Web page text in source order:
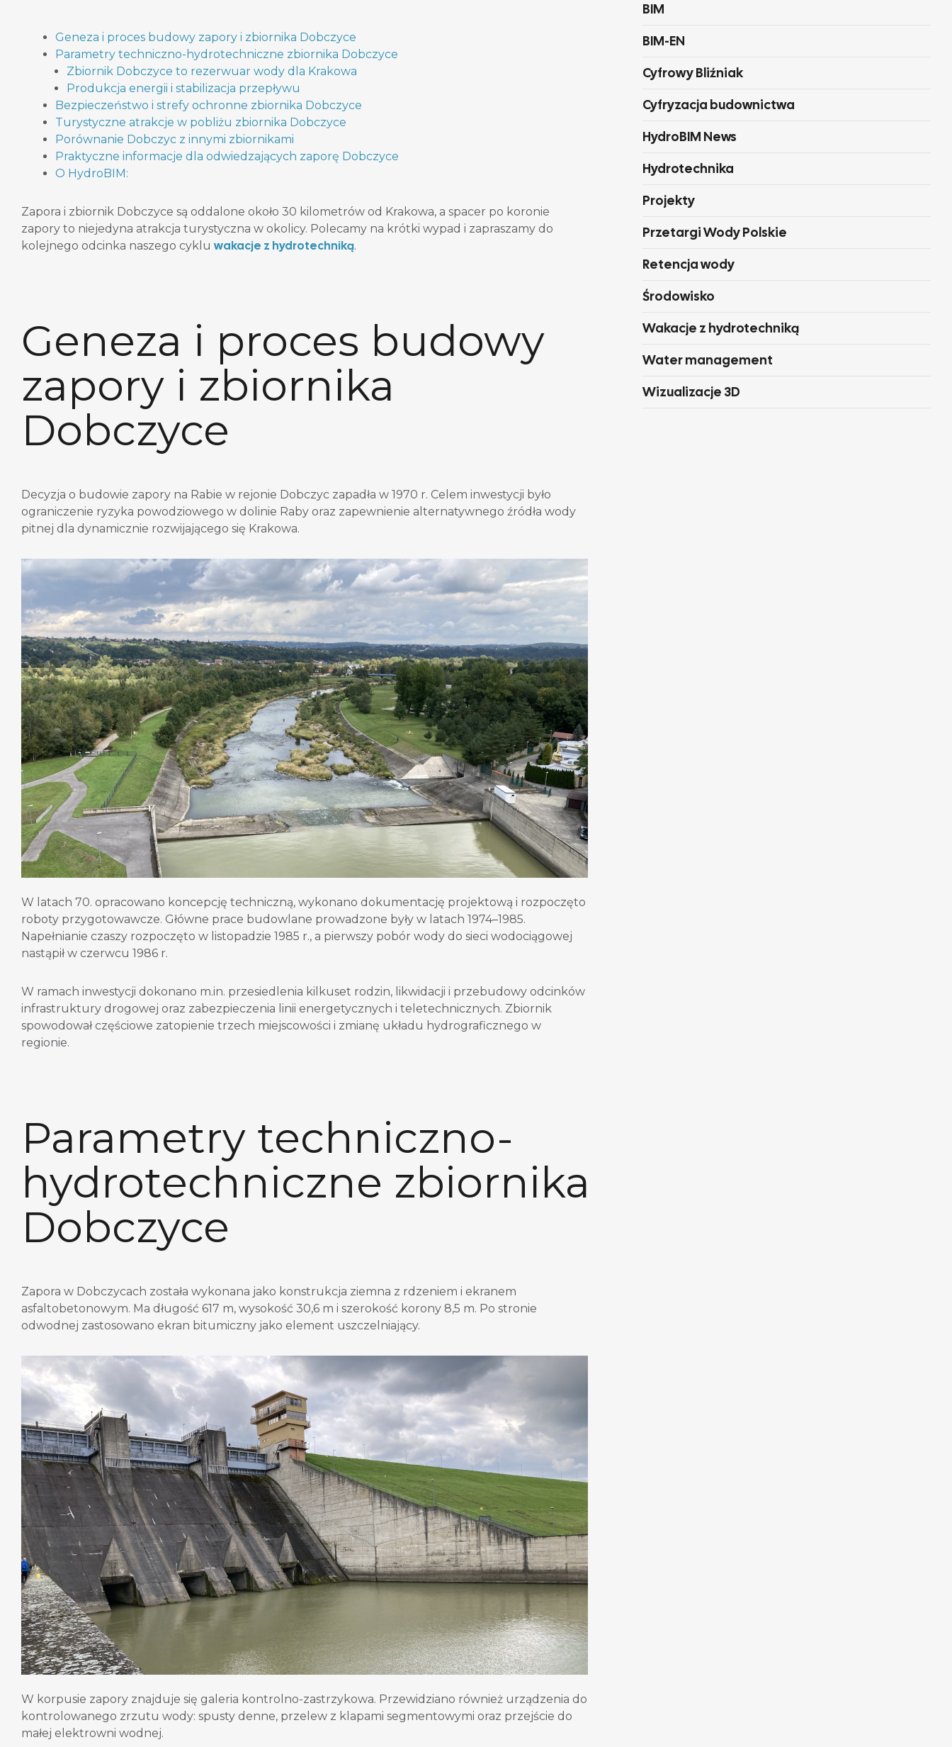
Geneza i proces budowy zapory i zbiornika Dobczyce
Parametry techniczno-hydrotechniczne zbiornika Dobczyce
Zbiornik Dobczyce to rezerwuar wody dla Krakowa
Produkcja energii i stabilizacja przepływu
Bezpieczeństwo i strefy ochronne zbiornika Dobczyce
Turystyczne atrakcje w pobliżu zbiornika Dobczyce
Porównanie Dobczyc z innymi zbiornikami
Praktyczne informacje dla odwiedzających zaporę Dobczyce
O HydroBIM:
Zapora i zbiornik Dobczyce są oddalone około 30 kilometrów od Krakowa, a spacer po koronie
zapory to niejedyna atrakcja turystyczna w okolicy. Polecamy na krótki wypad i zapraszamy do
kolejnego odcinka naszego cyklu wakacje z hydrotechniką.
Geneza i proces budowy
zapory i zbiornika
Dobczyce
Decyzja o budowie zapory na Rabie w rejonie Dobczyc zapadła w 1970 r. Celem inwestycji było
ograniczenie ryzyka powodziowego w dolinie Raby oraz zapewnienie alternatywnego źródła wody
pitnej dla dynamicznie rozwijającego się Krakowa.
W latach 70. opracowano koncepcję techniczną, wykonano dokumentację projektową i rozpoczęto
roboty przygotowawcze. Główne prace budowlane prowadzone były w latach 1974–1985.
Napełnianie czaszy rozpoczęto w listopadzie 1985 r., a pierwszy pobór wody do sieci wodociągowej
nastąpił w czerwcu 1986 r.
W ramach inwestycji dokonano m.in. przesiedlenia kilkuset rodzin, likwidacji i przebudowy odcinków
infrastruktury drogowej oraz zabezpieczenia linii energetycznych i teletechnicznych. Zbiornik
spowodował częściowe zatopienie trzech miejscowości i zmianę układu hydrograficznego w
regionie.
Parametry techniczno-
hydrotechniczne zbiornika
Dobczyce
Zapora w Dobczycach została wykonana jako konstrukcja ziemna z rdzeniem i ekranem
asfaltobetonowym. Ma długość 617 m, wysokość 30,6 m i szerokość korony 8,5 m. Po stronie
odwodnej zastosowano ekran bitumiczny jako element uszczelniający.
W korpusie zapory znajduje się galeria kontrolno-zastrzykowa. Przewidziano również urządzenia do
kontrolowanego zrzutu wody: spusty denne, przelew z klapami segmentowymi oraz przejście do
małej elektrowni wodnej.
BIM
BIM-EN
Cyfrowy Bliźniak
Cyfryzacja budownictwa
HydroBIM News
Hydrotechnika
Projekty
Przetargi Wody Polskie
Retencja wody
Środowisko
Wakacje z hydrotechniką
Water management
Wizualizacje 3D